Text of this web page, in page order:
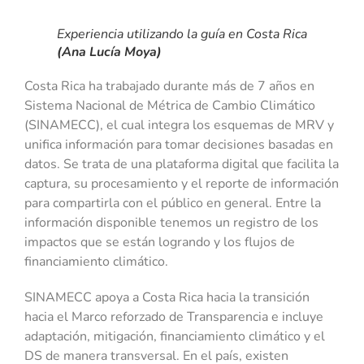
Experiencia utilizando la guía en Costa Rica
(Ana Lucía Moya)
Costa Rica ha trabajado durante más de 7 años en
Sistema Nacional de Métrica de Cambio Climático
(SINAMECC), el cual integra los esquemas de MRV y
unifica información para tomar decisiones basadas en
datos. Se trata de una plataforma digital que facilita la
captura, su procesamiento y el reporte de información
para compartirla con el público en general. Entre la
información disponible tenemos un registro de los
impactos que se están logrando y los flujos de
financiamiento climático.
SINAMECC apoya a Costa Rica hacia la transición
hacia el Marco reforzado de Transparencia e incluye
adaptación, mitigación, financiamiento climático y el
DS de manera transversal. En el país, existen